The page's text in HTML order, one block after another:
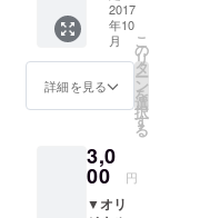
リメイク
インテリア
デザイン、
コーディ
ネートなど
フト作品の
デザイン全
般を担う
キとヒ
バの廃
材を細
かく
カット
し袋詰
自宅の
お風呂
で、温
泉に
2017
年10
月
詳細を見る
こ
の
リ
タ
ー
ン
を
選
択
す
る
3,0
00 円
▼オリ